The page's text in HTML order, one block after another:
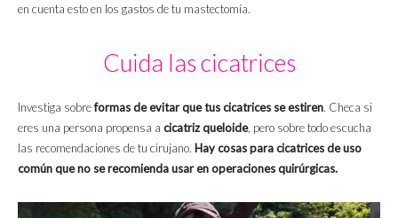
en cuenta esto en los gastos de tu mastectomía.
Cuida las cicatrices
Investiga sobreformas de evitar que tus cicatrices se estiren. Checa si
eres una persona propensa a cicatriz queloide, pero sobre todo escucha
las recomendaciones de tu cirujano. Hay cosas para cicatrices de uso
común que no se recomienda usar en operaciones quirúrgicas.